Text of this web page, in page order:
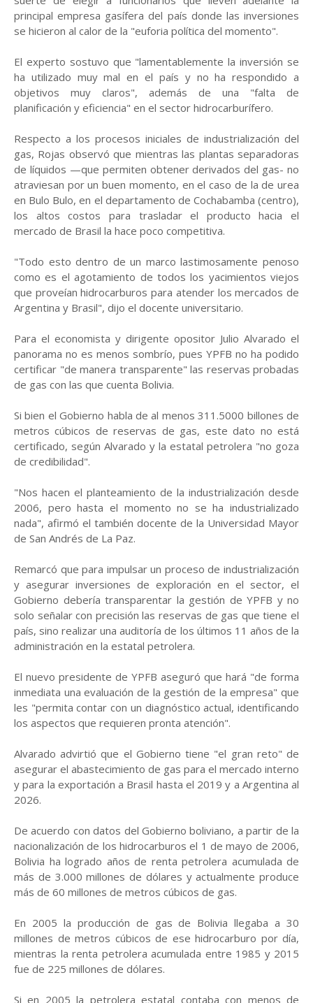
principal empresa gasífera del país donde las inversiones
se hicieron al calor de la "euforia política del momento".
El experto sostuvo que "lamentablemente la inversión se
ha utilizado muy mal en el país y no ha respondido a
objetivos muy claros", además de una "falta de
planificación y eficiencia" en el sector hidrocarburífero.
Respecto a los procesos iniciales de industrialización del
gas, Rojas observó que mientras las plantas separadoras
de líquidos —que permiten obtener derivados del gas- no
atraviesan por un buen momento, en el caso de la de urea
en Bulo Bulo, en el departamento de Cochabamba (centro),
los altos costos para trasladar el producto hacia el
mercado de Brasil la hace poco competitiva.
"Todo esto dentro de un marco lastimosamente penoso
como es el agotamiento de todos los yacimientos viejos
que proveían hidrocarburos para atender los mercados de
Argentina y Brasil", dijo el docente universitario.
Para el economista y dirigente opositor Julio Alvarado el
panorama no es menos sombrío, pues YPFB no ha podido
certificar "de manera transparente" las reservas probadas
de gas con las que cuenta Bolivia.
Si bien el Gobierno habla de al menos 311.5000 billones de
metros cúbicos de reservas de gas, este dato no está
certificado, según Alvarado y la estatal petrolera "no goza
de credibilidad".
"Nos hacen el planteamiento de la industrialización desde
2006, pero hasta el momento no se ha industrializado
nada", afirmó el también docente de la Universidad Mayor
de San Andrés de La Paz.
Remarcó que para impulsar un proceso de industrialización
y asegurar inversiones de exploración en el sector, el
Gobierno debería transparentar la gestión de YPFB y no
solo señalar con precisión las reservas de gas que tiene el
país, sino realizar una auditoría de los últimos 11 años de la
administración en la estatal petrolera.
El nuevo presidente de YPFB aseguró que hará "de forma
inmediata una evaluación de la gestión de la empresa" que
les "permita contar con un diagnóstico actual, identificando
los aspectos que requieren pronta atención".
Alvarado advirtió que el Gobierno tiene "el gran reto" de
asegurar el abastecimiento de gas para el mercado interno
y para la exportación a Brasil hasta el 2019 y a Argentina al
2026.
De acuerdo con datos del Gobierno boliviano, a partir de la
nacionalización de los hidrocarburos el 1 de mayo de 2006,
Bolivia ha logrado años de renta petrolera acumulada de
más de 3.000 millones de dólares y actualmente produce
más de 60 millones de metros cúbicos de gas.
En 2005 la producción de gas de Bolivia llegaba a 30
millones de metros cúbicos de ese hidrocarburo por día,
mientras la renta petrolera acumulada entre 1985 y 2015
fue de 225 millones de dólares.
Si en 2005 la petrolera estatal contaba con menos de